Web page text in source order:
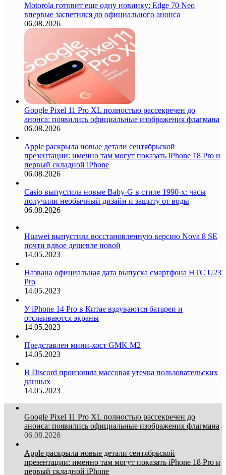
Motorola готовит еще одну новинку: Edge 70 Neo
впервые засветился до официального анонса
06.08.2026
Google Pixel 11 Pro XL полностью рассекречен до
анонса: появились официальные изображения флагмана
06.08.2026
Apple раскрыла новые детали сентябрьской
презентации: именно там могут показать iPhone 18 Pro и
первый складной iPhone
06.08.2026
Casio выпустила новые Baby-G в стиле 1990-х: часы
получили необычный дизайн и защиту от воды
06.08.2026
Huawei выпустила восстановленную версию Nova 8 SE
почти вдвое дешевле новой
14.05.2023
Названа официальная дата выпуска смартфона HTC U23
Pro
14.05.2023
У iPhone 14 Pro в Китае вздуваются батареи и
отслаиваются экраны
14.05.2023
Представлен мини-хост GMK M2
14.05.2023
В Discord произошла массовая утечка пользовательских
данных
14.05.2023
Google Pixel 11 Pro XL полностью рассекречен до
анонса: появились официальные изображения флагмана
06.08.2026
Apple раскрыла новые детали сентябрьской
презентации: именно там могут показать iPhone 18 Pro и
первый складной iPhone